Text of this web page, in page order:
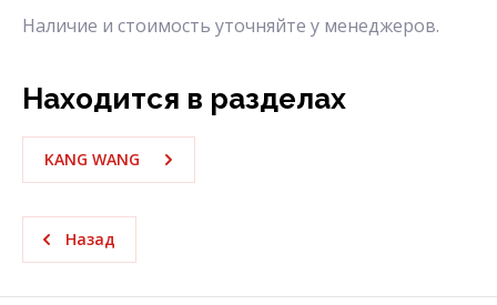
Наличие и стоимость уточняйте у менеджеров.
Находится в разделах
KANG WANG
Назад